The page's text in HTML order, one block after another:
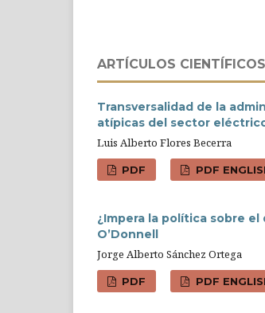
ARTÍ­CULOS CIENTÍFICOS
Transversalidad de la
atípicas del sector
Luis Alberto Flores Becerra
PDF PDF
¿Impera la política sobre
O’Donnell
Jorge Alberto Sánchez Ortega
PDF PDF